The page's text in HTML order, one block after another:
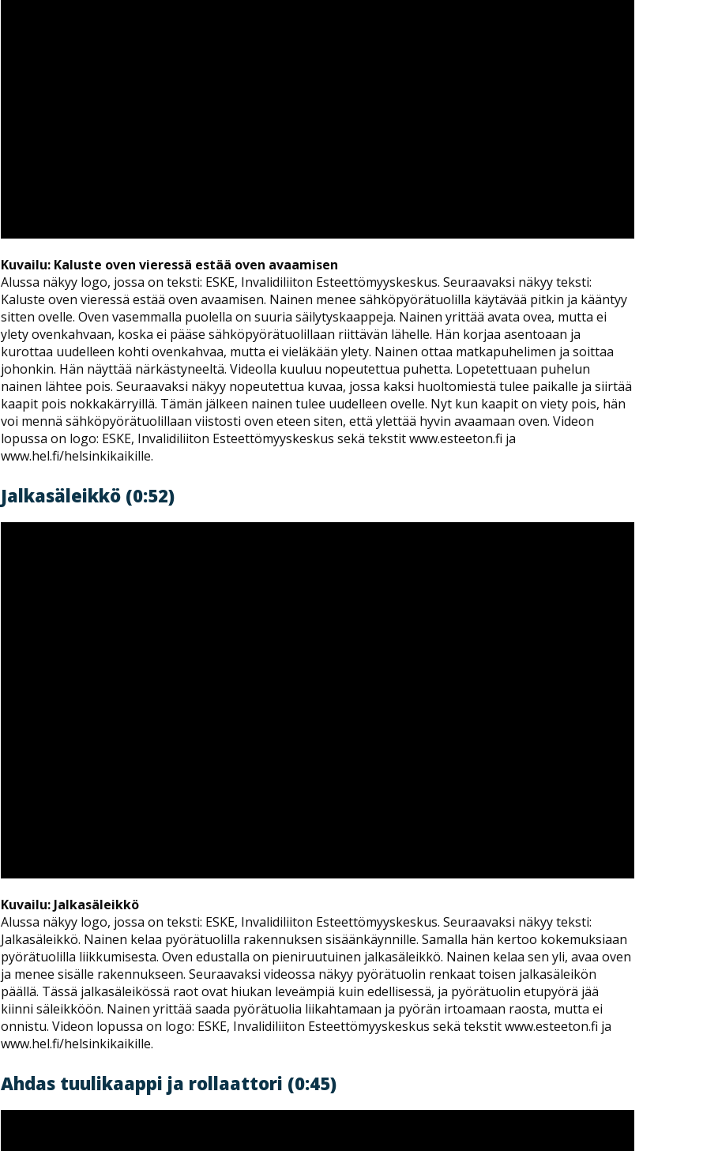
Kuvailu: Kaluste oven vieressä estää oven avaamisen
Alussa näkyy logo, jossa on teksti: ESKE, Invalidiliiton Esteettömyyskeskus. Seuraavaksi näkyy teksti:
Kaluste oven vieressä estää oven avaamisen. Nainen menee sähköpyörätuolilla käytävää pitkin ja kääntyy
sitten ovelle. Oven vasemmalla puolella on suuria säilytyskaappeja. Nainen yrittää avata ovea, mutta ei
ylety ovenkahvaan, koska ei pääse sähköpyörätuolillaan riittävän lähelle. Hän korjaa asentoaan ja
kurottaa uudelleen kohti ovenkahvaa, mutta ei vieläkään ylety. Nainen ottaa matkapuhelimen ja soittaa
johonkin. Hän näyttää närkästyneeltä. Videolla kuuluu nopeutettua puhetta. Lopetettuaan puhelun
nainen lähtee pois. Seuraavaksi näkyy nopeutettua kuvaa, jossa kaksi huoltomiestä tulee paikalle ja siirtää
kaapit pois nokkakärryillä. Tämän jälkeen nainen tulee uudelleen ovelle. Nyt kun kaapit on viety pois, hän
voi mennä sähköpyörätuolillaan viistosti oven eteen siten, että ylettää hyvin avaamaan oven. Videon
lopussa on logo: ESKE, Invalidiliiton Esteettömyyskeskus sekä tekstit www.esteeton.fi ja
www.hel.fi/helsinkikaikille.
Jalkasäleikkö (0:52)
Kuvailu: Jalkasäleikkö
Alussa näkyy logo, jossa on teksti: ESKE, Invalidiliiton Esteettömyyskeskus. Seuraavaksi näkyy teksti:
Jalkasäleikkö. Nainen kelaa pyörätuolilla rakennuksen sisäänkäynnille. Samalla hän kertoo kokemuksiaan
pyörätuolilla liikkumisesta. Oven edustalla on pieniruutuinen jalkasäleikkö. Nainen kelaa sen yli, avaa oven
ja menee sisälle rakennukseen. Seuraavaksi videossa näkyy pyörätuolin renkaat toisen jalkasäleikön
päällä. Tässä jalkasäleikössä raot ovat hiukan leveämpiä kuin edellisessä, ja pyörätuolin etupyörä jää
kiinni säleikköön. Nainen yrittää saada pyörätuolia liikahtamaan ja pyörän irtoamaan raosta, mutta ei
onnistu. Videon lopussa on logo: ESKE, Invalidiliiton Esteettömyyskeskus sekä tekstit www.esteeton.fi ja
www.hel.fi/helsinkikaikille.
Ahdas tuulikaappi ja rollaattori (0:45)